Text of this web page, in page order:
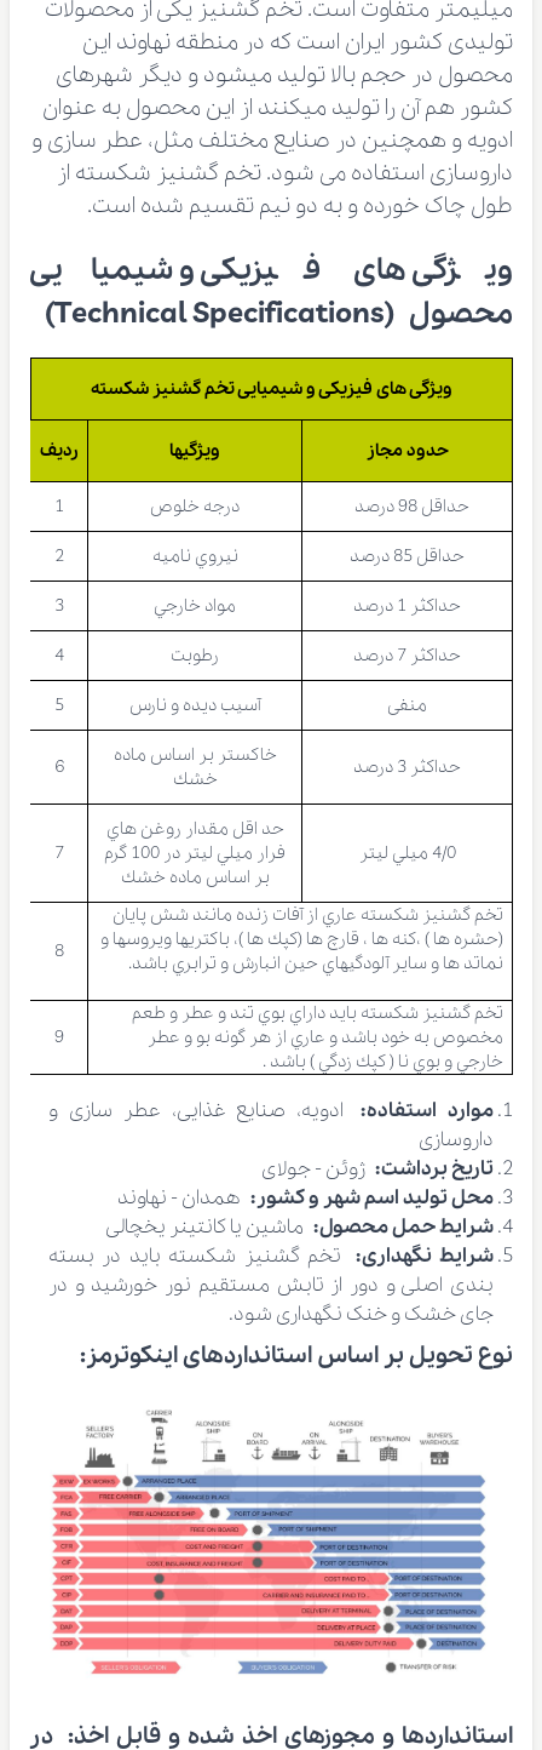
ميليمتر متفاوت است. تخم گشنیز یکی از محصولات
تولیدی کشور ایران است که در منطقه نهاوند این
محصول در حجم بالا تولید میشود و دیگر شهرهای
کشور هم آن را تولید میکنند از این محصول به عنوان
ادویه و همچنین در صنایع مختلف مثل، عطر سازی و
داروسازی استفاده می شود. تخم گشنیز شکسته از
طول چاک خورده و به دو نیم تقسیم شده است.
ویژگی های فیزیکی و شیمیایی
محصول (Technical Specifications)
ویژگی های فیزیکی و شیمیایی تخم گشنیز شکسته
حدود مجاز ویژگیها ردیف
حداقل 98 درصد درجه خلوص 1
حداقل 85 درصد نيروي ناميه 2
حداكثر 1 درصد مواد خارجي 3
حداكثر 7 درصد رطوبت 4
منفی آسيب ديده و نارس 5
حداكثر 3 درصد
خاكستر بر اساس ماده
خشك
6
4/0 ميلي ليتر
حد اقل مقدار روغن هاي
فرار ميلي ليتر در 100 گرم
بر اساس ماده خشك
7
تخم گشنیز شکسته عاري از آفات زنده مانند شش پايان
(حشره ها ) ،كنه ها ، قارچ ها (كپك ها )، باكتريها ويروسها و
نماتد ها و ساير آلودگيهاي حين انبارش و ترابري باشد.
8
تخم گشنیز شکسته بايد داراي بوي تند و عطر و طعم
مخصوص به خود باشد و عاري از هر گونه بو و عطر
خارجي و بوي نا ( كپك زدگي ) باشد .
9
موارد استفاده: ادویه، صنایع غذایی، عطر سازی و
داروسازی
تاریخ برداشت: ژوئن - جولای
محل تولید اسم شهر و کشور: همدان - نهاوند
شرایط حمل محصول: ماشین یا کانتینر یخچالی
شرایط نگهداری: تخم گشنیز شکسته بايد در بسته
بندی اصلی و دور از تابش مستقيم نور خورشيد و در
جای خشک و خنک نگهداری شود.
نوع تحویل بر اساس استانداردهای اینکوترمز:
استانداردها و مجوزهای اخذ شده و قابل اخذ: در